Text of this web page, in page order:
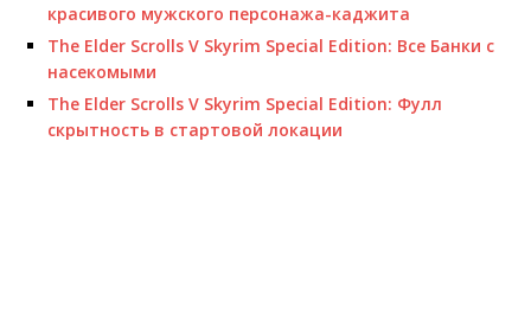
красивого мужского персонажа-каджита
The Elder Scrolls V Skyrim Special Edition: Все Банки с
насекомыми
The Elder Scrolls V Skyrim Special Edition: Фулл
скрытность в стартовой локации